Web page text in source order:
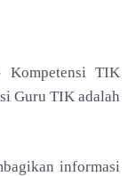
TIK
Guru TIK adalah
informasi